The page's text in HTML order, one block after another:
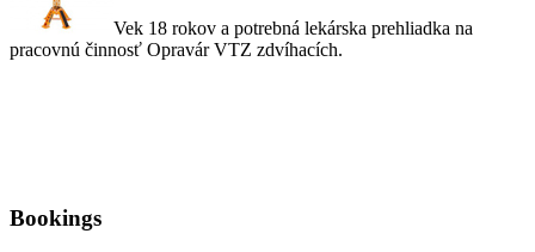
Vek 18 rokov a potrebná lekárska prehliadka na
pracovnú činnosť Opravár VTZ zdvíhacích.
Bookings